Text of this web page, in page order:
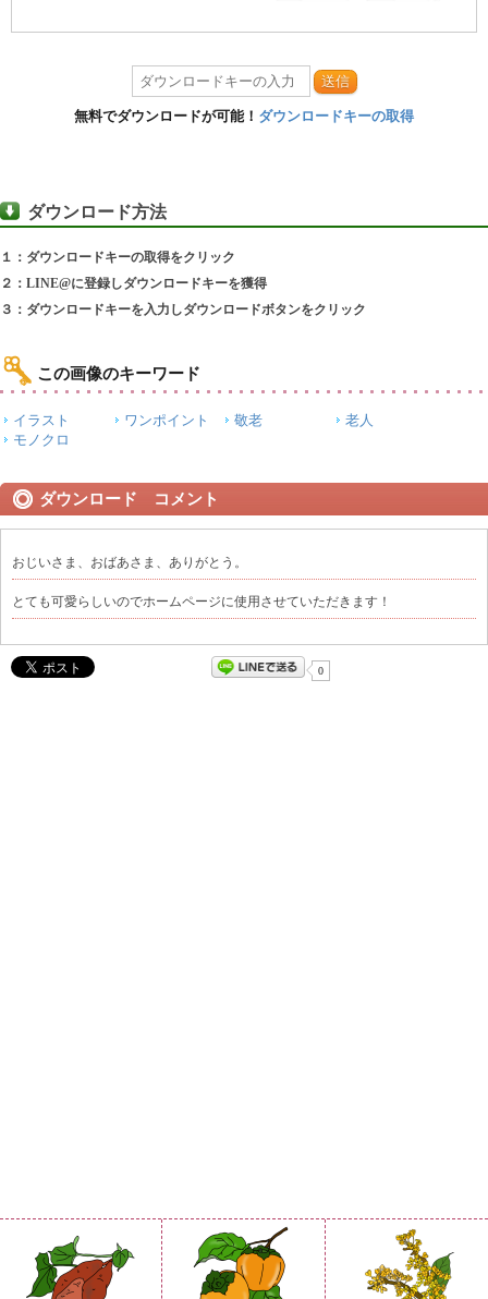
送信
無料でダウンロードが可能！ ダウンロードキーの取得
ダウンロード方法
１：ダウンロードキーの取得をクリック
２：LINE@に登録しダウンロードキーを獲得
３：ダウンロードキーを入力しダウンロードボタンをクリック
この画像のキーワード
イラスト ワンポイント 敬老
老人
モノクロ
ダウンロード コメント
おじいさま、おばあさま、ありがとう。
とても可愛らしいのでホームページに使用させていただきます！
0